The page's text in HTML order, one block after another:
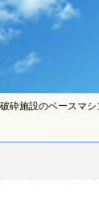
砕施設のベースマシ